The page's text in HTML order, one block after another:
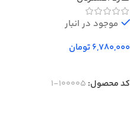
موجود در انبار
تومان
کد محصول: 100005-1